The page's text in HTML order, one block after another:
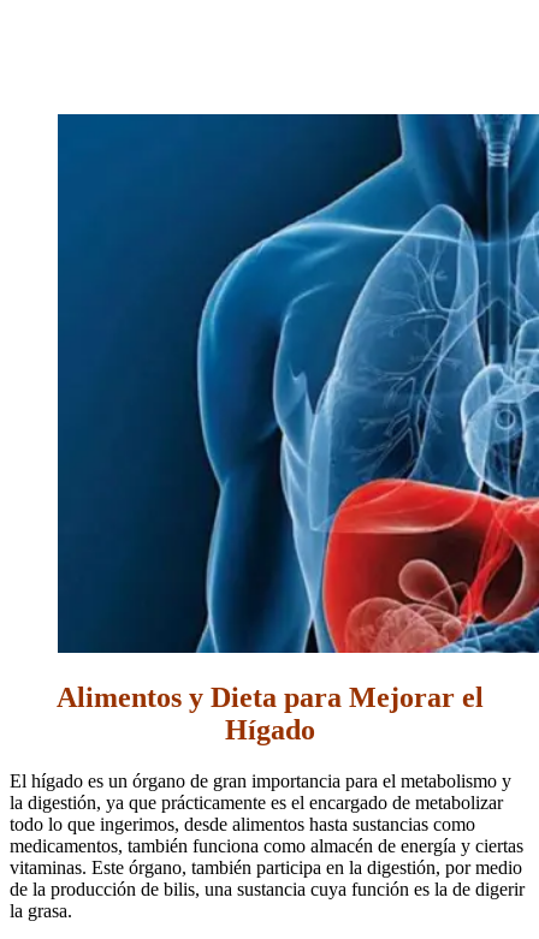
Alimentos y Dieta para Mejorar el
Hígado
El hígado es un órgano de gran importancia para el metabolismo y
la digestión, ya que prácticamente es el encargado de metabolizar
todo lo que ingerimos, desde alimentos hasta sustancias como
medicamentos, también funciona como almacén de energía y ciertas
vitaminas. Este órgano, también participa en la digestión, por medio
de la producción de bilis, una sustancia cuya función es la de digerir
la grasa.